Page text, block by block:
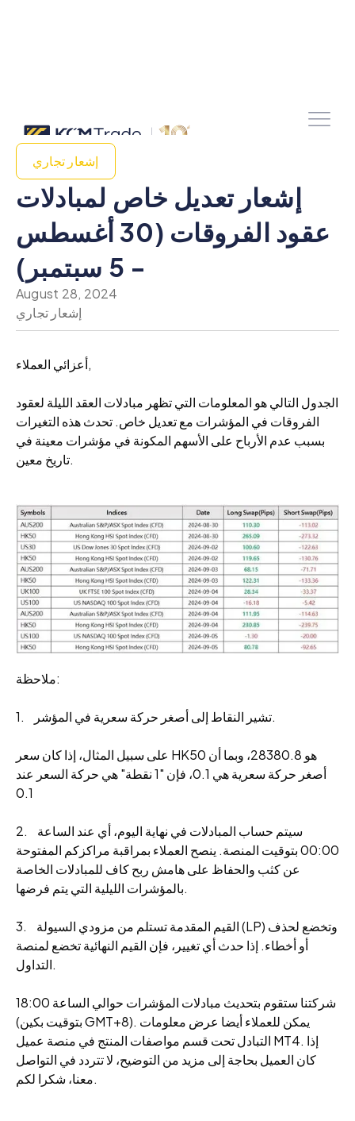
إشعار تجاري
إشعار تعديل خاص لمبادلات
عقود الفروقات (30 أغسطس
- 5 سبتمبر)
August 28, 2024
إشعار تجاري
أعزائي العملاء,
الجدول التالي هو المعلومات التي تظهر مبادلات العقد الليلة لعقود
الفروقات في المؤشرات مع تعديل خاص. تحدث هذه التغيرات
بسبب عدم الأرباح على الأسهم المكونة في مؤشرات معينة في
تاريخ معين.
ملاحظة:
1. تشير النقاط إلى أصغر حركة سعرية في المؤشر.
على سبيل المثال، إذا كان سعر HK50 هو 28380.8، وبما أن
أصغر حركة سعرية هي 0.1، فإن "1 نقطة" هي حركة السعر عند
0.1
2. سيتم حساب المبادلات في نهاية اليوم، أي عند الساعة
00:00 بتوقيت المنصة. ينصح العملاء بمراقبة مراكزكم المفتوحة
عن كثب والحفاظ على هامش ربح كاف للمبادلات الخاصة
بالمؤشرات الليلية التي يتم فرضها.
3. القيم المقدمة تستلم من مزودي السيولة (LP) وتخضع لحذف
أو أخطاء. إذا حدث أي تغيير، فإن القيم النهائية تخضع لمنصة
التداول.
شركتنا ستقوم بتحديث مبادلات المؤشرات حوالي الساعة 18:00
(بتوقيت بكين GMT+8). يمكن للعملاء أيضا عرض معلومات
التبادل تحت قسم مواصفات المنتج في منصة عميل MT4. إذا
كان العميل بحاجة إلى مزيد من التوضيح، لا تتردد في التواصل
معنا، شكرا لكم.